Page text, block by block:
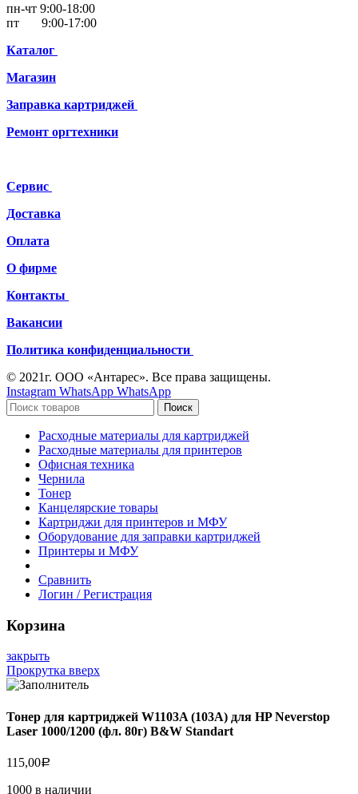
пн-чт 9:00-18:00
пт 9:00-17:00
Каталог
Магазин
Заправка картриджей
Ремонт оргтехники
Сервис
Доставка
Оплата
О фирме
Контакты
Вакансии
Политика конфиденциальности
© 2021г. ООО «Антарес». Все права защищены.
Instagram WhatsApp WhatsApp
Поиск
Расходные материалы для картриджей
Расходные материалы для принтеров
Офисная техника
Чернила
Тонер
Канцелярские товары
Картриджи для принтеров и МФУ
Оборудование для заправки картриджей
Принтеры и МФУ
Сравнить
Логин / Регистрация
Корзина
закрыть
Прокрутка вверх
Тонер для картриджей W1103A (103A) для HP Neverstop
Laser 1000/1200 (фл. 80г) B&W Standart
115,00Р
1000 в наличии